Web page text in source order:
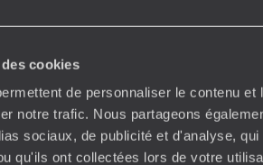
cookies
de personnaliser le contenu
notre trafic. Nous partageons
sociaux, de publicité et d'analyse,
qu'ils ont collectées lors de votre
aimerezaussi